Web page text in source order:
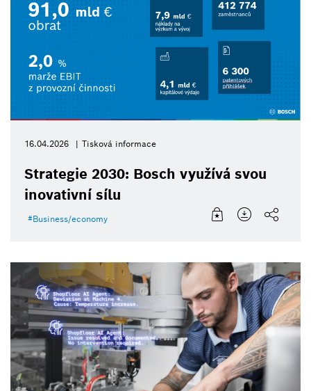
16.04.2026 Tisková informace
Strategie 2030: Bosch využívá svou
inovativní sílu
Business/economy